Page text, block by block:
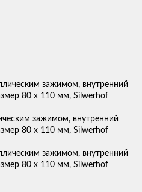
зажимом, внутренний
80 х 110 мм, Silwerhof